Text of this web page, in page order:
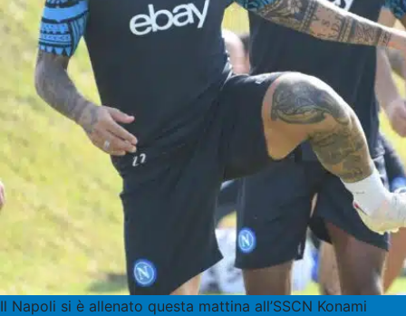
Il Napoli si è allenato questa mattina all’SSCN Konami